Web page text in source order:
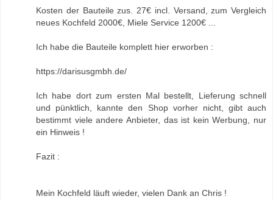
Kosten der Bauteile zus. 27€ incl. Versand, zum Vergleich
neues Kochfeld 2000€, Miele Service 1200€ ...
Ich habe die Bauteile komplett hier erworben :
https://darisusgmbh.de/
Ich habe dort zum ersten Mal bestellt, Lieferung schnell
und pünktlich, kannte den Shop vorher nicht, gibt auch
bestimmt viele andere Anbieter, das ist kein Werbung, nur
ein Hinweis !
Fazit :
Mein Kochfeld läuft wieder, vielen Dank an Chris !